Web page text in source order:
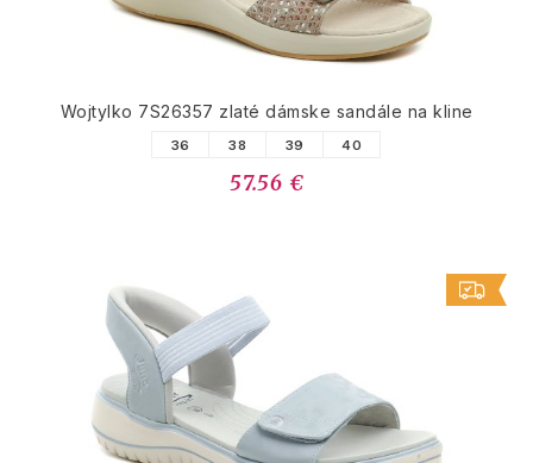
Wojtylko 7S26357 zlaté dámske sandále na kline
36 38 39 40
57.56 €